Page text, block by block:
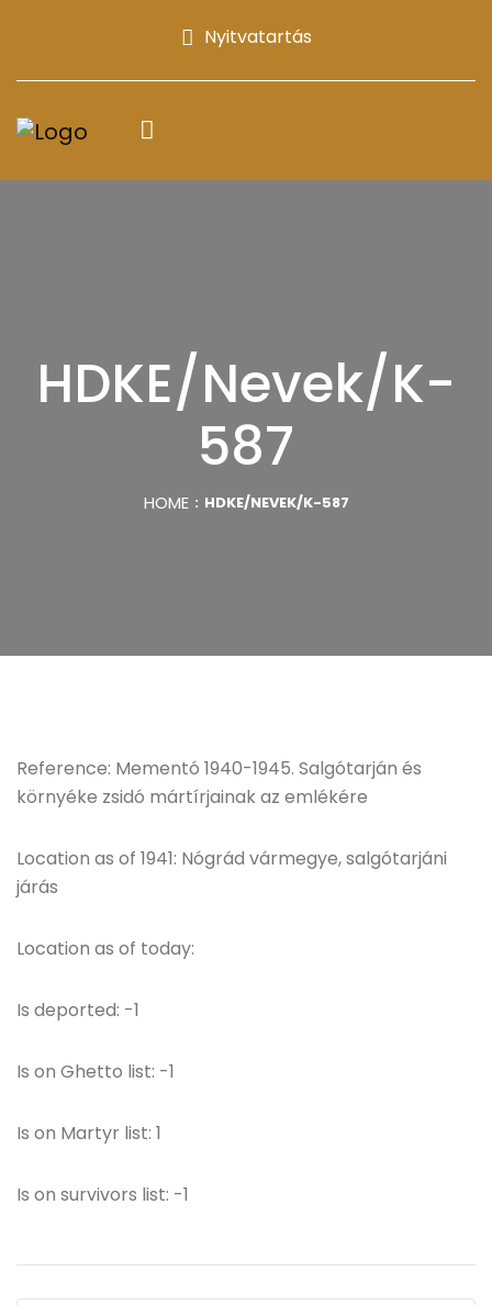
Nyitvatartás
HDKE/Nevek/K-
587
HOME HDKE/NEVEK/K-587
Reference: Mementó 1940-1945. Salgótarján és
környéke zsidó mártírjainak az emlékére
Location as of 1941: Nógrád vármegye, salgótarjáni
járás
Location as of today:
Is deported: -1
Is on Ghetto list: -1
Is on Martyr list: 1
Is on survivors list: -1